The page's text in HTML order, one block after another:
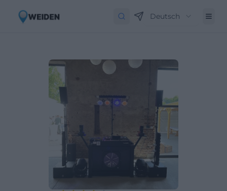
Deutsch